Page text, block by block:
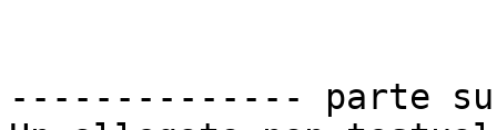
-------------- parte